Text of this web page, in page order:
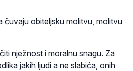
čuvaju obiteljsku molitvu, molitvu
nježnost i moralnu snagu. Za
jakih ljudi a ne slabića, onih